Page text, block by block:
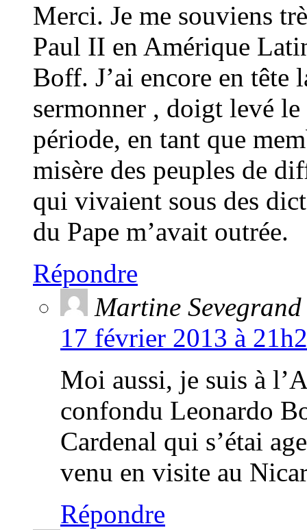
Merci. Je me souviens
Paul II en Amérique
Boff. J’ai encore en tête
sermonner , doigt levé
période, en tant que
misère des peuples de
qui vivaient sous des
du Pape m’avait outrée.
Répondre
Martine Sevegrand
17 février 2013 à
Moi aussi, je suis à
confondu Leonardo
Cardenal qui s’étai
venu en visite au
Répondre